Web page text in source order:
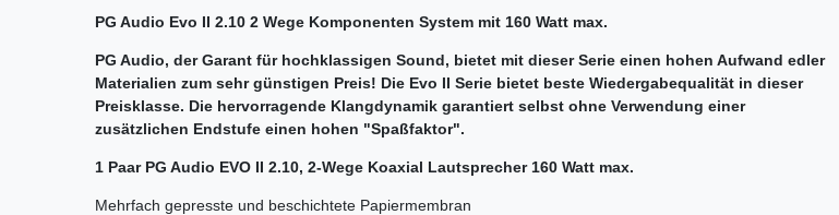
PG Audio Evo II 2.10 2 Wege Komponenten System mit 160 Watt max.
PG Audio, der Garant für hochklassigen Sound, bietet mit dieser Serie einen hohen Aufwand edler
Materialien zum sehr günstigen Preis! Die Evo II Serie bietet beste Wiedergabequalität in dieser
Preisklasse. Die hervorragende Klangdynamik garantiert selbst ohne Verwendung einer
zusätzlichen Endstufe einen hohen "Spaßfaktor".
1 Paar PG Audio EVO II 2.10, 2-Wege Koaxial Lautsprecher 160 Watt max.
Mehrfach gepresste und beschichtete Papiermembran